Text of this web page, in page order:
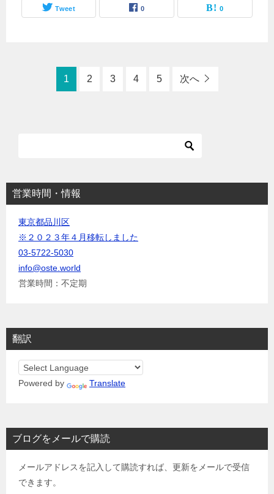
Tweet 0 0
1 2 3 4 5 次へ
営業時間・情報
東京都品川区
※２０２３年４月移転しました
03-5722-5030
info@oste.world
営業時間：不定期
翻訳
Powered by Translate
ブログをメールで購読
メールアドレスを記入して購読すれば、更新をメールで受信
できます。